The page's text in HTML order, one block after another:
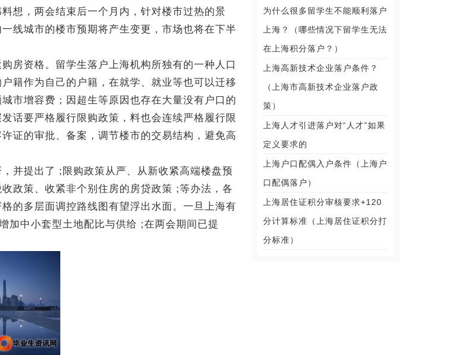
想，两会结束后一个月内，针对楼市过热的景
线城市的楼市预期将产生变更，市场也将在下半
房资格。留学生落户上海机构所独有的一种人口
籍作为自己的户籍，在就学、就业等也可以迁移
市增容费；因超生等原因也存在大量没有户口的
话要严格履行限购政策，料也会连续严格履行限
证的审批、备案，调节楼市的交易结构，避免高
并提出了 ;限购政策从严、从新收紧高端楼盘预
政策、收紧非个别住房的房贷政策 ;等办法，各
的多层面调控路线图有望浮出水面。一旦上海有
加中小套型土地配比与供给 ;在两会期间已提
为什么很多留学生不能顺利落户
上海？（哪些情况下留学生无法
在上海积分落户？）
上海高新技术企业落户条件？
（上海市高新技术企业落户政
策）
上海人才引进落户对“人才”如果
定义要求的
上海户口配偶入户条件（上海户
口配偶落户）
上海居住证积分审核要求+120
分计算标准（上海居住证积分打
分标准）